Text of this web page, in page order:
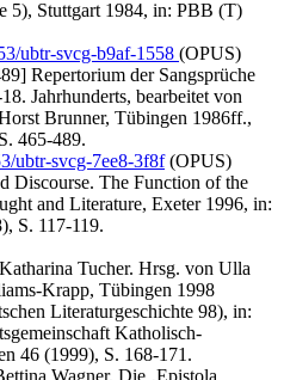
5), Stuttgart 1984, in: PBB (T)
ubtr-svcg-b9af-1558 (OPUS)
Repertorium der Sangsprüche
Jahrhunderts, bearbeitet von
Brunner, Tübingen 1986ff.,
465-489.
ubtr-svcg-7ee8-3f8f(OPUS)
Discourse. The Function of the
and Literature, Exeter 1996, in:
S. 117-119.
Tucher. Hrsg. von Ulla
Krapp, Tübingen 1998
Literaturgeschichte 98), in:
Katholisch-
46 (1999), S. 168-171.